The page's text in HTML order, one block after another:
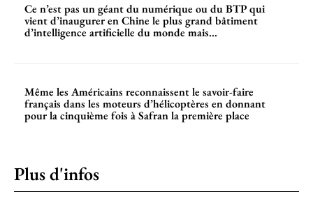
Ce n’est pas un géant du numérique ou du BTP qui
vient d’inaugurer en Chine le plus grand bâtiment
d’intelligence artificielle du monde mais...
Même les Américains reconnaissent le savoir-faire
français dans les moteurs d’hélicoptères en donnant
pour la cinquième fois à Safran la première place
Plus d'infos